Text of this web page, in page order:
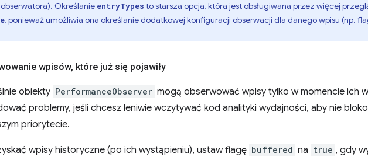
Określanie entryTypes to starsza opcja, która jest obsługiwana przez więcej
, ponieważ umożliwia ona określanie dodatkowej konfiguracji obserwacji dla danego wpisu (np.
wpisów, które już się pojawiły
obiekty PerformanceObserver mogą obserwować wpisy tylko w momencie ich
problemy, jeśli chcesz leniwie wczytywać kod analityki wydajności, aby nie
priorytecie.
wpisy historyczne (po ich wystąpieniu), ustaw flagę buffered na true , gdy